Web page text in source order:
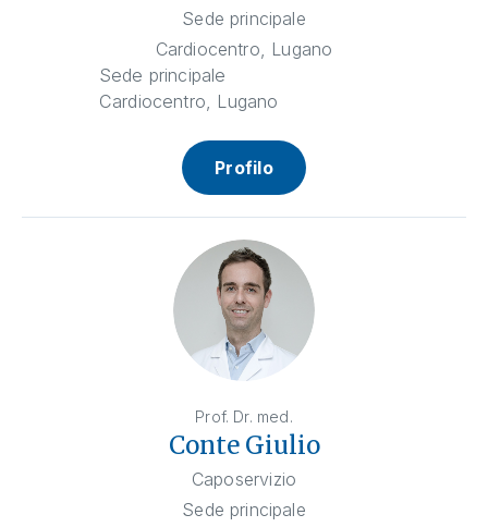
Sede principale
Cardiocentro, Lugano
Sede principale
Cardiocentro, Lugano
Profilo
Prof. Dr. med.
Conte Giulio
Caposervizio
Sede principale